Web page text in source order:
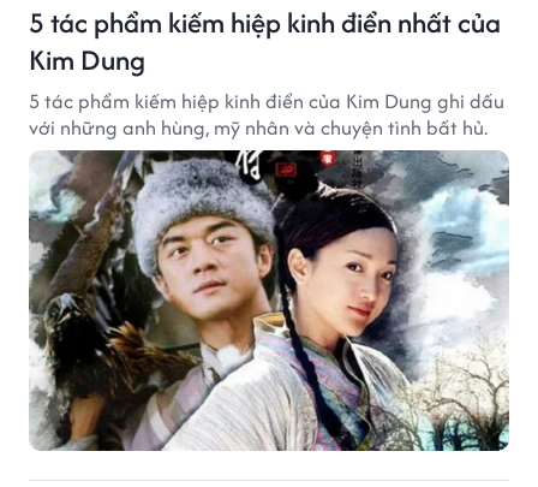
5 tác phẩm kiếm hiệp kinh điển nhất của
Kim Dung
5 tác phẩm kiếm hiệp kinh điển của Kim Dung ghi dấu
với những anh hùng, mỹ nhân và chuyện tình bất hủ.